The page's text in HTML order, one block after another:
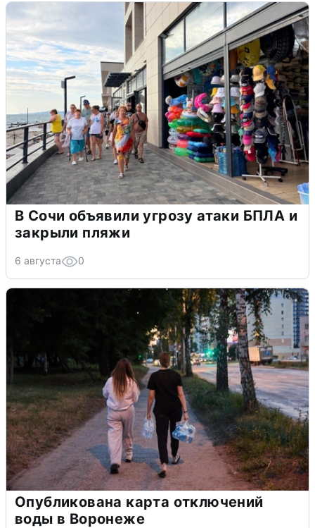
В Сочи объявили угрозу атаки БПЛА и
закрыли пляжи
6 августа 0
Опубликована карта отключений
воды в Воронеже